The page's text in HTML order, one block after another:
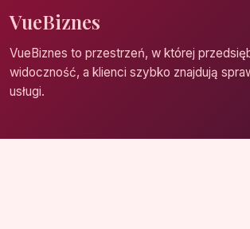
VueBiznes
VueBiznes to przestrzeń, w której
widoczność, a klienci szybko znajdują
usługi.